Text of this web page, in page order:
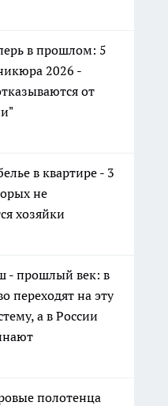
в прошлом: 5
2026 -
от
в квартире - 3
не
хозяйки
- прошлый век: в
переходят на эту
а в России
полотенца